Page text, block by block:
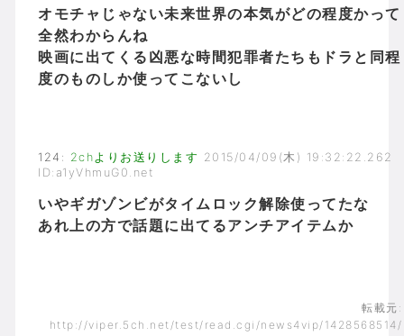
オモチャじゃない未来世界の本気がどの程度かって
全然わからんね
映画に出てくる凶悪な時間犯罪者たちもドラと同程
度のものしか使ってこないし
124 : 2chよりお送りします 2015/04/09(木) 19:32:22.262
ID:a1yVhmuG0.net
いやギガゾンビがタイムロック解除使ってたな
あれ上の方で話題に出てるアンチアイテムか
転載元:
http://viper.5ch.net/test/read.cgi/news4vip/1428568514/